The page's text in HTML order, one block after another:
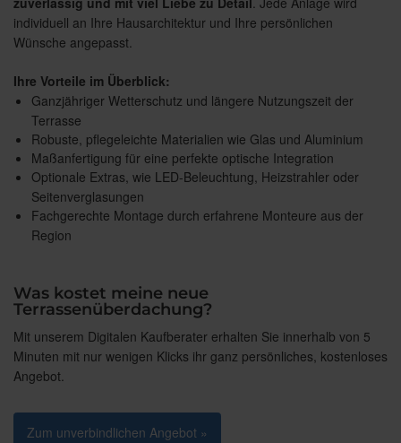
individuell an Ihre Hausarchitektur und Ihre persönlichen
Wünsche angepasst.
Ihre Vorteile im Überblick:
Ganzjähriger Wetterschutz und längere Nutzungszeit der
Terrasse
Robuste, pflegeleichte Materialien wie Glas und Aluminium
Maßanfertigung für eine perfekte optische Integration
Optionale Extras, wie LED-Beleuchtung, Heizstrahler oder
Seitenverglasungen
Fachgerechte Montage durch erfahrene Monteure aus der
Region
Was kostet meine neue
Terrassenüberdachung?
Mit unserem Digitalen Kaufberater erhalten Sie innerhalb von 5
Minuten mit nur wenigen Klicks ihr ganz persönliches, kostenloses
Angebot.
Zum unverbindlichen Angebot »